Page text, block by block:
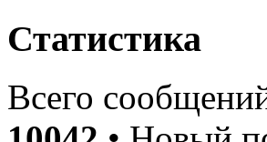
Статистика
Всего